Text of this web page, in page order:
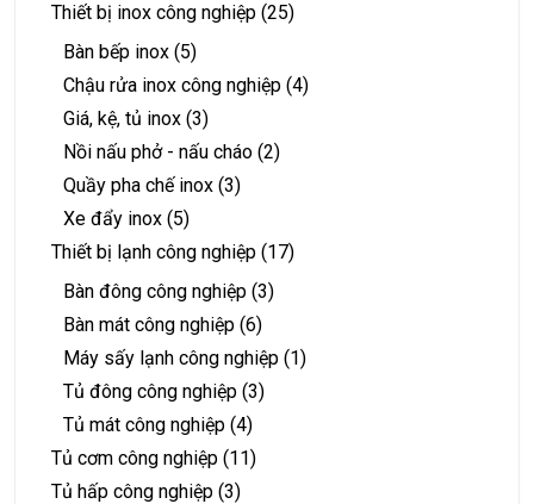
Thiết bị inox công nghiệp (25)
Bàn bếp inox (5)
Chậu rửa inox công nghiệp (4)
Giá, kệ, tủ inox (3)
Nồi nấu phở - nấu cháo (2)
Quầy pha chế inox (3)
Xe đẩy inox (5)
Thiết bị lạnh công nghiệp (17)
Bàn đông công nghiệp (3)
Bàn mát công nghiệp (6)
Máy sấy lạnh công nghiệp (1)
Tủ đông công nghiệp (3)
Tủ mát công nghiệp (4)
Tủ cơm công nghiệp (11)
Tủ hấp công nghiệp (3)